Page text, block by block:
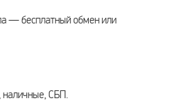
— бесплатный обмен или
СБП.